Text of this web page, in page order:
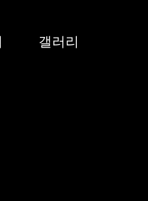
갤러리